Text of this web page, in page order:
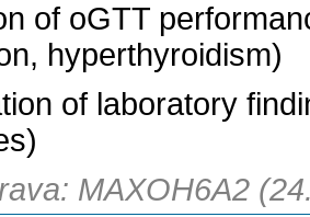
of oGTT
hyperthyroidism)
of laboratory
MAXOH6A2